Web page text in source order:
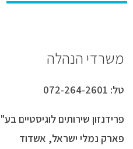
משרדי הנהלה
טל: 072-264-2601
פרידנזון שירותים לוגיסטיים
פארק נמלי ישראל, אשדוד